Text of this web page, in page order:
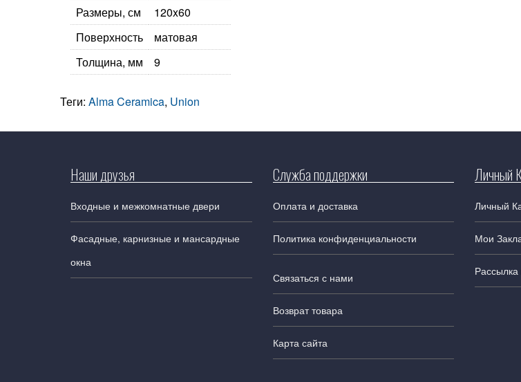
Размеры, см
120x60
Поверхность
матовая
Толщина, мм
9
Теги: Alma Ceramica, Union
Наши друзья
Входные и межкомнатные двери
Фасадные, карнизные и мансардные
окна
Служба поддержки
Оплата и доставка
Политика конфиденциальности
Связаться с нами
Возврат товара
Карта сайта
Личный
Личный
Мои
Рассылка